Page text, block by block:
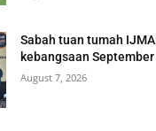
Sabah tuan tumah
kebangsaan
August 7, 2026